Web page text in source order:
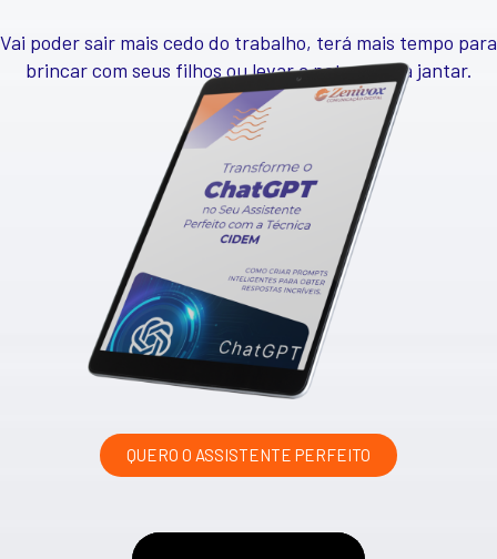
Vai poder sair mais cedo do trabalho, terá mais tempo para
brincar com seus filhos ou levar a patroa para jantar.
QUERO O ASSISTENTE PERFEITO